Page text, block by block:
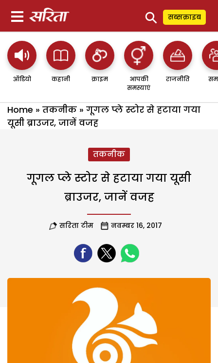
⚲ सब्सक्राइब
ऑडियो कहानी क्राइम
आपकी
समस्याएं
राजनीति
Home » तकनीक » गूगल प्ले स्टोर से हटाया गया
यूसी ब्राउजर, जानें वजह
तकनीक
गूगल प्ले स्टोर से हटाया गया यूसी
ब्राउजर, जानें वजह
सरिता टीम नवम्बर 16, 2017